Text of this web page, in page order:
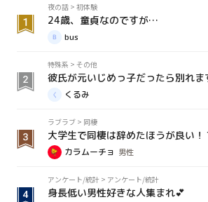
夜の話 > 初体験
24歳、童貞なのですが…
bus
特殊系 > その他
彼氏が元いじめっ子だったら別れま
くるみ
ラブラブ > 同棲
大学生で同棲は辞めたほうが良い！
カラムーチョ 男性
アンケート/統計 > アンケート/統計
身長低い男性好きな人集まれ💕